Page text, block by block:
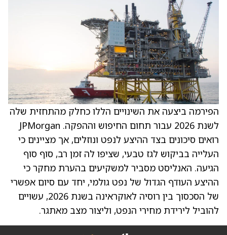
הפירמה ביצעה את השינויים הללו כחלק מהתחזית שלה
לשנת 2026 עבור תחום החיפוש וההפקה. JPMorgan
רואים סיכונים בצד ההיצע לנפט ונוזלים, אך מציינים כי
העלייה בביקוש לגז טבעי, שציפו לה זמן רב, סוף סוף
הגיעה. האנליסט מסביר למשקיעים בהערת מחקר כי
ההיצע העודף הגדול של נפט גולמי, יחד עם סיום אפשרי
של הסכסוך בין רוסיה לאוקראינה בשנת 2026, עשויים
להוביל לירידת מחירי הנפט, וליצור מצב מאתגר.